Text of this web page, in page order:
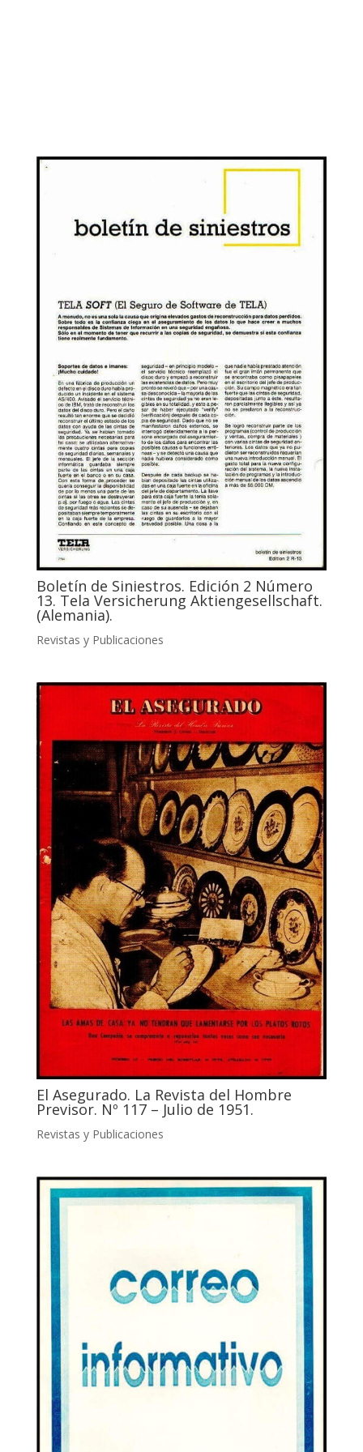
Boletín de Siniestros. Edición 2 Número
13. Tela Versicherung Aktiengesellschaft.
(Alemania).
Revistas y Publicaciones
El Asegurado. La Revista del Hombre
Previsor. Nº 117 – Julio de 1951.
Revistas y Publicaciones